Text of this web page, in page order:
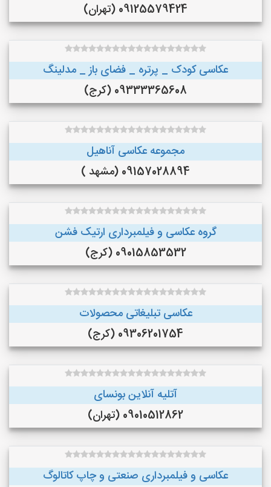
09125579424 (تهران)
عکاسی کودک _ پرتره _ فضای باز _ مدلینگ
09333365608 (کرج)
مجموعه عکاسی آناهیل
09157028894 (مشهد )
گروه عکاسی و فیلمبرداری ارتیک فشن
09015853532 (کرج)
عکاسی تبلیغاتی محصولات
09306201754 (کرج)
آتلیه آنلاین بونسای
09010512862 (تهران)
عکاسی و فیلمبرداری صنعتی و چاپ کاتالوگ